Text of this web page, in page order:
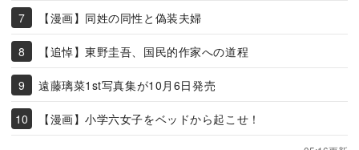
【漫画】同姓の同性と偽装夫婦
【追悼】東野圭吾、国民的作家への道程
遠藤璃菜1st写真集が10月6日発売
【漫画】小学六女子をベッドから起こせ！